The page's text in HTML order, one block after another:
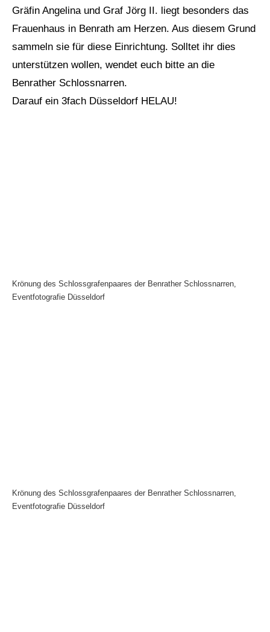
Gräfin Angelina und Graf Jörg II. liegt besonders das
Frauenhaus in Benrath am Herzen. Aus diesem Grund
sammeln sie für diese Einrichtung. Solltet ihr dies
unterstützen wollen, wendet euch bitte an die
Benrather Schlossnarren.
Darauf ein 3fach Düsseldorf HELAU!
Krönung des Schlossgrafenpaares der Benrather Schlossnarren,
Eventfotografie Düsseldorf
Krönung des Schlossgrafenpaares der Benrather Schlossnarren,
Eventfotografie Düsseldorf